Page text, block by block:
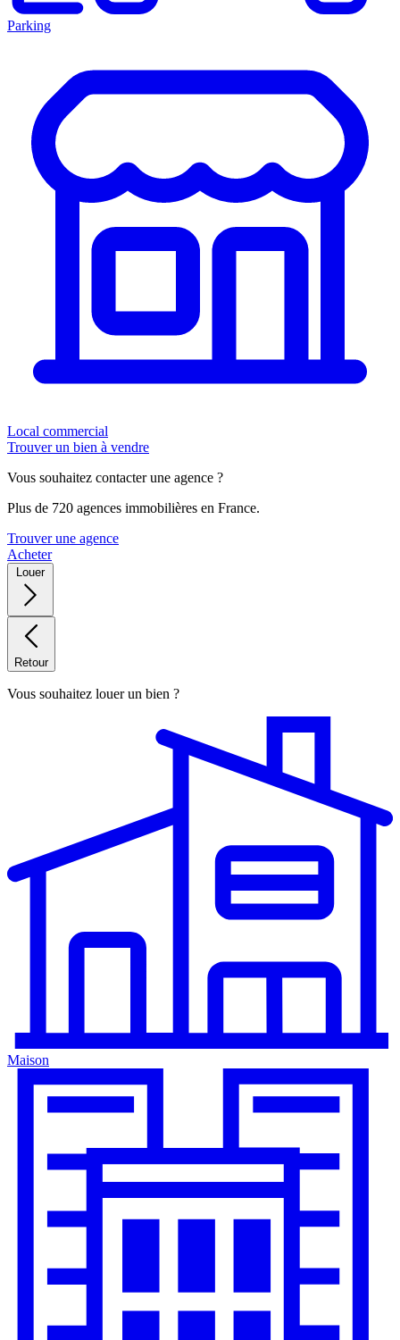
Parking
Local commercial
Trouver un bien à vendre
Vous souhaitez contacter une agence ?
Plus de 720 agences immobilières en France.
Trouver une agence
Acheter
Louer
Retour
Vous souhaitez louer un bien ?
Maison